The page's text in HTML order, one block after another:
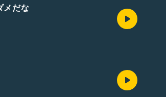
メだな